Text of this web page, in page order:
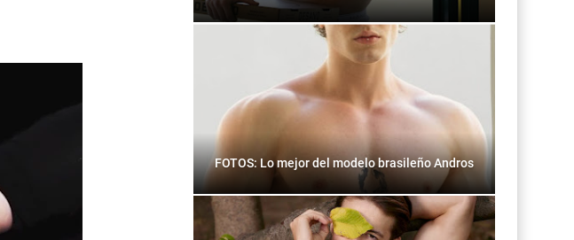
FOTOS: Lo mejor del modelo brasileño Andros